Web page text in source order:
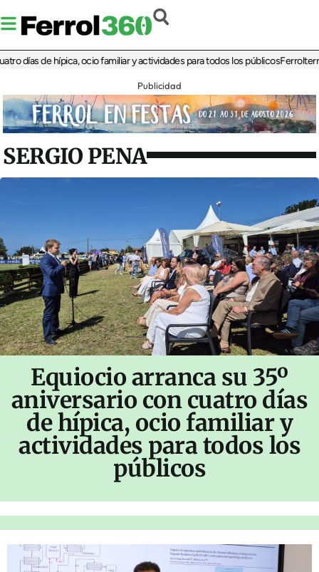
de hípica, ocio familiar y actividades para todos los públicosFerrolterra
Publicidad
SERGIO PENA
Equiocio arranca su 35º
aniversario con cuatro días
de hípica, ocio familiar y
actividades para todos los
públicos